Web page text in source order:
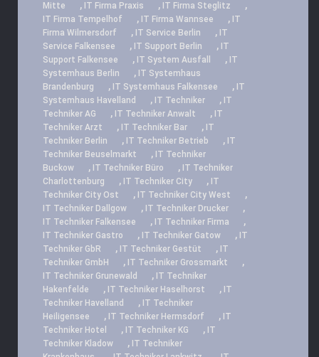
Mitte
, IT Firma Praxis , IT Firma Steglitz ,
IT Firma Tempelhof , IT Firma Wannsee , IT
Firma Wilmersdorf
, IT Service Berlin , IT
Service Falkensee
, IT Support Berlin , IT
Support Falkensee
, IT System Ausfall , IT
Systemhaus Berlin
, IT Systemhaus
Brandenburg
, IT Systemhaus Falkensee , IT
Systemhaus Havelland
, IT Techniker , IT
Techniker AG
, IT Techniker Anwalt , IT
Techniker Arzt
, IT Techniker Bar , IT
Techniker Berlin
, IT Techniker Betrieb , IT
Techniker Beuselmarkt
, IT Techniker
Buckow
, IT Techniker Büro , IT Techniker
Charlottenburg
, IT Techniker City , IT
Techniker City Ost
, IT Techniker City West ,
IT Techniker Dallgow , IT Techniker Drucker ,
IT Techniker Falkensee , IT Techniker Firma ,
IT Techniker Gastro , IT Techniker Gatow , IT
Techniker GbR
, IT Techniker Gestüt , IT
Techniker GmbH
, IT Techniker Grossmarkt ,
IT Techniker Grunewald , IT Techniker
Hakenfelde
, IT Techniker Haselhorst , IT
Techniker Havelland
, IT Techniker
Heiligensee
, IT Techniker Hermsdorf , IT
Techniker Hotel
, IT Techniker KG , IT
Techniker Kladow
, IT Techniker